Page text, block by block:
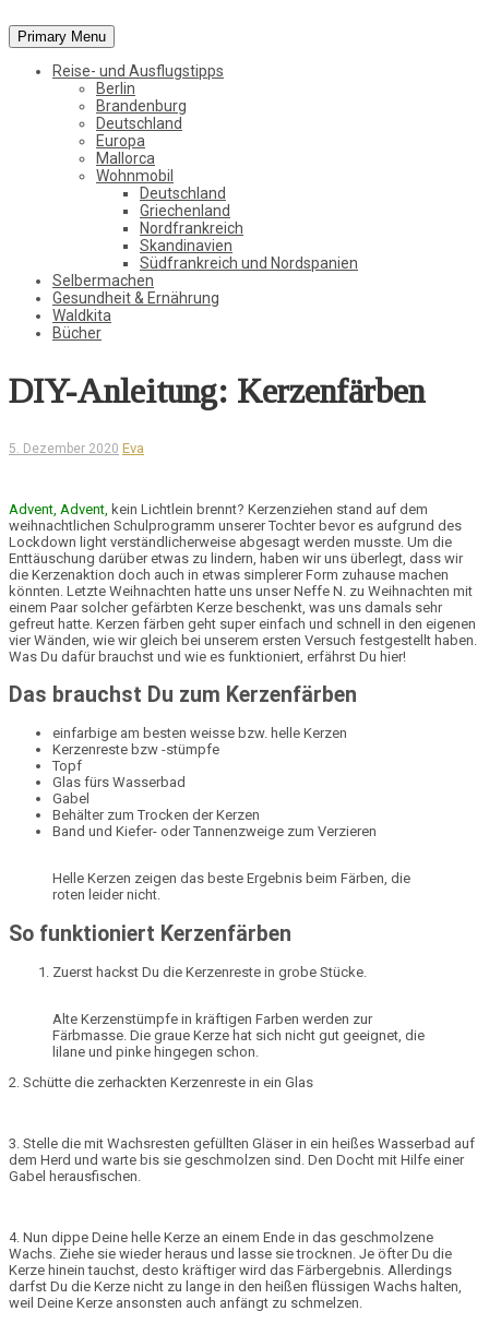
StadtWaldKind
Vom Leben in der Natur, der Stadt und in der weiten Welt
Primary Menu
Reise- und Ausflugstipps
Berlin
Brandenburg
Deutschland
Europa
Mallorca
Wohnmobil
Deutschland
Griechenland
Nordfrankreich
Skandinavien
Südfrankreich und Nordspanien
Selbermachen
Gesundheit & Ernährung
Waldkita
Bücher
DIY-Anleitung: Kerzenfärben
5. Dezember 2020 Eva
Advent, Advent, kein Lichtlein brennt? Kerzenziehen stand auf dem
weihnachtlichen Schulprogramm unserer Tochter bevor es aufgrund des
Lockdown light verständlicherweise abgesagt werden musste. Um die
Enttäuschung darüber etwas zu lindern, haben wir uns überlegt, dass wir
die Kerzenaktion doch auch in etwas simplerer Form zuhause machen
könnten. Letzte Weihnachten hatte uns unser Neffe N. zu Weihnachten mit
einem Paar solcher gefärbten Kerze beschenkt, was uns damals sehr
gefreut hatte. Kerzen färben geht super einfach und schnell in den eigenen
vier Wänden, wie wir gleich bei unserem ersten Versuch festgestellt haben.
Was Du dafür brauchst und wie es funktioniert, erfährst Du hier!
Das brauchst Du zum Kerzenfärben
einfarbige am besten weisse bzw. helle Kerzen
Kerzenreste bzw -stümpfe
Topf
Glas fürs Wasserbad
Gabel
Behälter zum Trocken der Kerzen
Band und Kiefer- oder Tannenzweige zum Verzieren
Helle Kerzen zeigen das beste Ergebnis beim Färben, die
roten leider nicht.
So funktioniert Kerzenfärben
Zuerst hackst Du die Kerzenreste in grobe Stücke.
Alte Kerzenstümpfe in kräftigen Farben werden zur
Färbmasse. Die graue Kerze hat sich nicht gut geeignet, die
lilane und pinke hingegen schon.
2. Schütte die zerhackten Kerzenreste in ein Glas
3. Stelle die mit Wachsresten gefüllten Gläser in ein heißes Wasserbad auf
dem Herd und warte bis sie geschmolzen sind. Den Docht mit Hilfe einer
Gabel herausfischen.
4. Nun dippe Deine helle Kerze an einem Ende in das geschmolzene
Wachs. Ziehe sie wieder heraus und lasse sie trocknen. Je öfter Du die
Kerze hinein tauchst, desto kräftiger wird das Färbergebnis. Allerdings
darfst Du die Kerze nicht zu lange in den heißen flüssigen Wachs halten,
weil Deine Kerze ansonsten auch anfängt zu schmelzen.